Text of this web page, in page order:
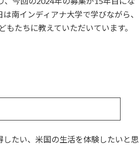
南インディアナ大学で学びながら、
たちに教えていただいています。
たい、米国の生活を体験したいと思